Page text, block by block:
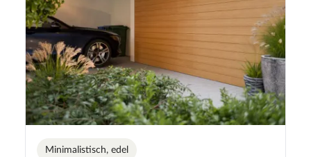
Minimalistisch, edel